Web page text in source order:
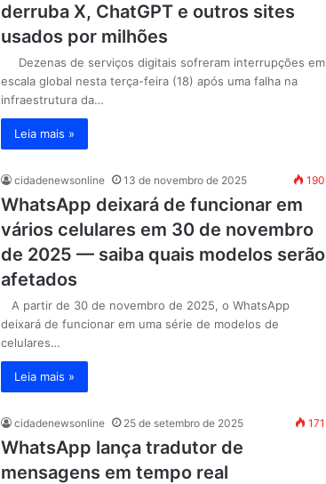
derruba X, ChatGPT e outros sites
usados por milhões
Dezenas de serviços digitais sofreram interrupções em
escala global nesta terça-feira (18) após uma falha na
infraestrutura da…
Leia mais »
cidadenewsonline 13 de novembro de 2025 190
WhatsApp deixará de funcionar em
vários celulares em 30 de novembro
de 2025 — saiba quais modelos serão
afetados
A partir de 30 de novembro de 2025, o WhatsApp
deixará de funcionar em uma série de modelos de
celulares…
Leia mais »
cidadenewsonline 25 de setembro de 2025 171
WhatsApp lança tradutor de
mensagens em tempo real